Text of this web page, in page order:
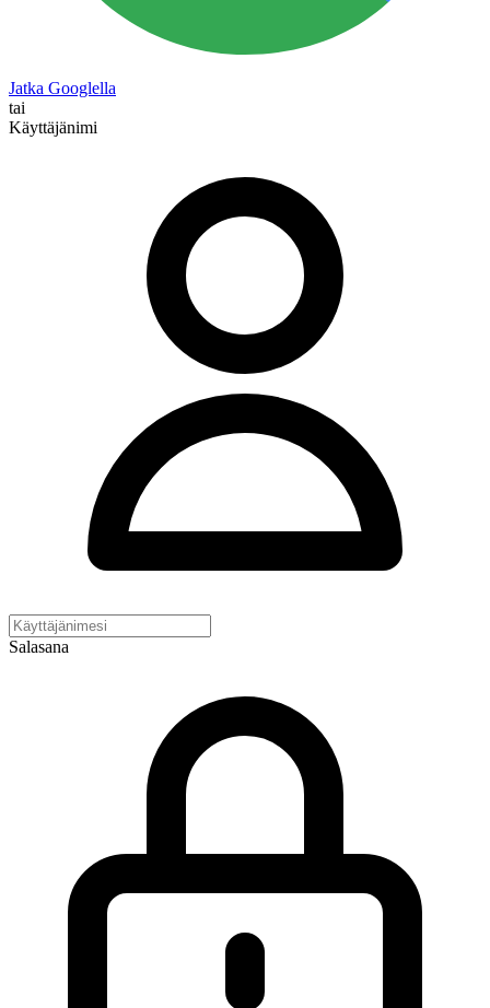
Jatka Googlella
tai
Käyttäjänimi
Salasana